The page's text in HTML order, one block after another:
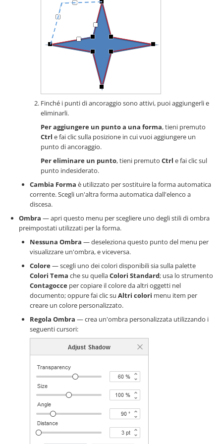
Finché i punti di ancoraggio sono attivi, puoi aggiungerli e
eliminarli.
Per aggiungere un punto a una forma, tieni premuto
Ctrl e fai clic sulla posizione in cui vuoi aggiungere un
punto di ancoraggio.
Per eliminare un punto, tieni premuto Ctrl e fai clic sul
punto indesiderato.
Cambia Forma è utilizzato per sostituire la forma automatica
corrente. Scegli un'altra forma automatica dall'elenco a
discesa.
Ombra — apri questo menu per scegliere uno degli stili di ombra
preimpostati utilizzati per la forma.
Nessuna Ombra — deseleziona questo punto del menu per
visualizzare un'ombra, e viceversa.
Colore— scegli uno dei colori disponibili sia sulla palette
Colori Tema che su quellaColori Standard; usa lo strumento
Contagocce per copiare il colore da altri oggetti nel
documento; oppure fai clic su Altri colori menu item per
creare un colore personalizzato.
Regola Ombra — crea un'ombra personalizzata utilizzando i
seguenti cursori: